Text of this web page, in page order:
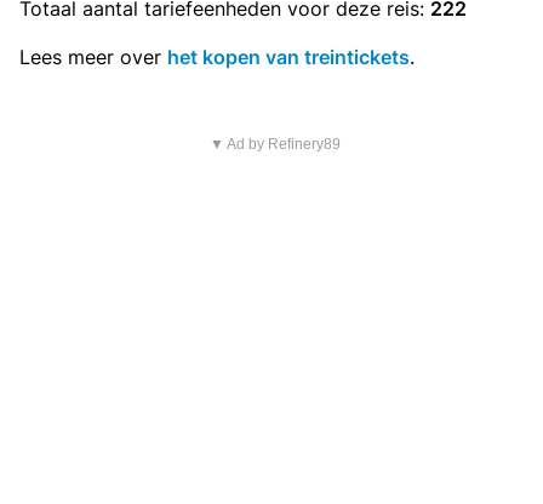
Totaal aantal tariefeenheden voor deze reis: 222
Lees meer over het kopen van treintickets.
▼ Ad by Refinery89